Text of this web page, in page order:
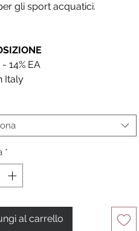
gli sport acquatici.
14% EA
Italy
*
al carrello